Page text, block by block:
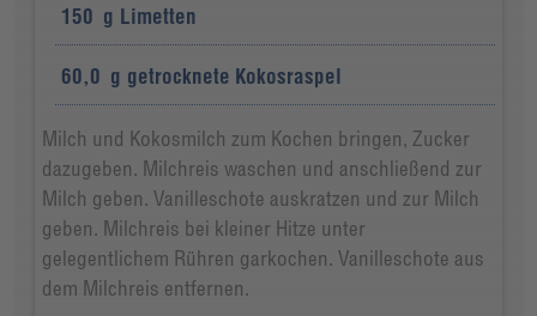
150 g Limetten
60,0 g getrocknete Kokosraspel
Milch und Kokosmilch zum Kochen bringen, Zucker
dazugeben. Milchreis waschen und anschließend zur
Milch geben. Vanilleschote auskratzen und zur Milch
geben. Milchreis bei kleiner Hitze unter
gelegentlichem Rühren garkochen. Vanilleschote aus
dem Milchreis entfernen.